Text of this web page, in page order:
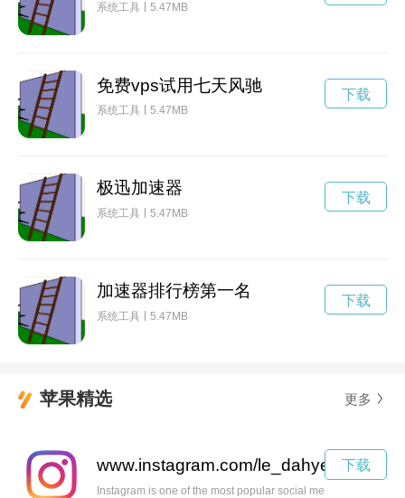
系统工具 5.47MB
免费vps试用七天风驰
系统工具 5.47MB
下载
极迅加速器
系统工具 5.47MB
下载
加速器排行榜第一名
系统工具 5.47MB
下载
苹果精选 更多
www.instagram.com/le_dahye
Instagram is one of the most popular social media platforms
下载